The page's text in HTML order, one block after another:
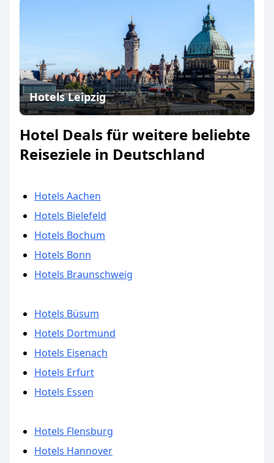
Hotels Leipzig
Hotel Deals für weitere beliebte
Reiseziele in Deutschland
Hotels Aachen
Hotels Bielefeld
Hotels Bochum
Hotels Bonn
Hotels Braunschweig
Hotels Büsum
Hotels Dortmund
Hotels Eisenach
Hotels Erfurt
Hotels Essen
Hotels Flensburg
Hotels Hannover